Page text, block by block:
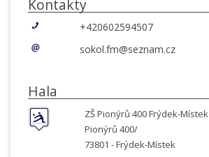
Kontakty
+420602594507
sokol.fm@seznam.cz
Hala
ZŠ Pionýrů 400 Frýdek-Místek
Pionýrů 400/
73801 -Frýdek-Místek